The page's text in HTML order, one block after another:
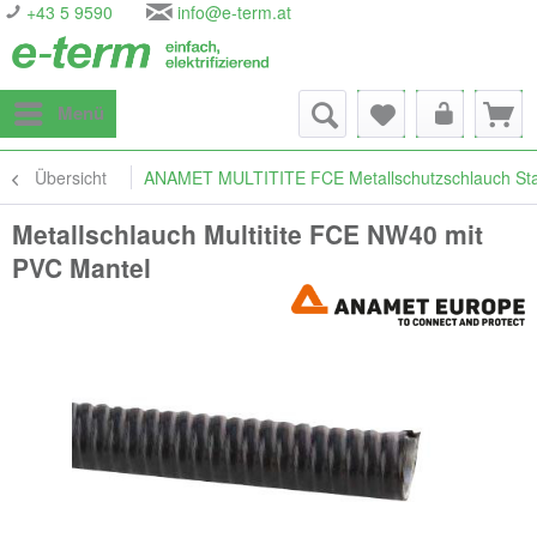
+43 5 9590 info@e-term.at
Menü
Übersicht ANAMET MULTITITE FCE Metallschutzschlauch
Metallschlauch Multitite FCE NW40 mit
PVC Mantel